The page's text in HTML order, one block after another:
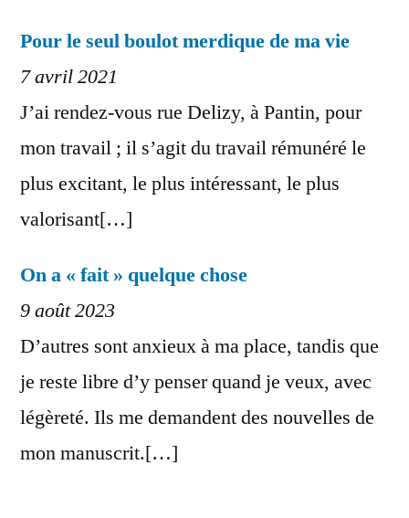
Pour le seul boulot merdique de ma vie
7 avril 2021
J’ai rendez-vous rue Delizy, à Pantin, pour
mon travail ; il s’agit du travail rémunéré le
plus excitant, le plus intéressant, le plus
valorisant[…]
On a « fait » quelque chose
9 août 2023
D’autres sont anxieux à ma place, tandis que
je reste libre d’y penser quand je veux, avec
légèreté. Ils me demandent des nouvelles de
mon manuscrit.[…]